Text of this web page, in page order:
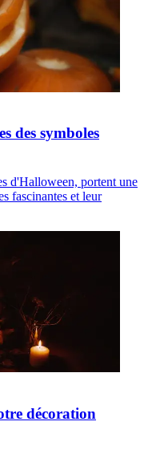
des symboles
d'Halloween, portent une
fascinantes et leur
décoration